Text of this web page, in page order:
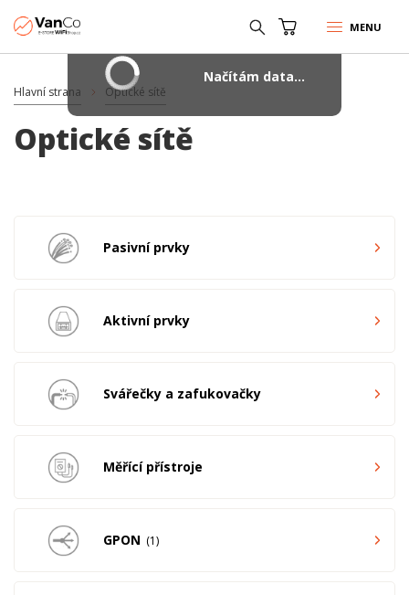
MENU
Hlavní strana Optické sítě
Optické sítě
Pasivní prvky
Aktivní prvky
Svářečky a zafukovačky
Měřící přístroje
GPON 1
Načítám data...